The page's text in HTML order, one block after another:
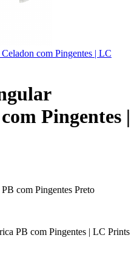
com Pingentes | LC
Pingentes |
com Pingentes Preto
PB com Pingentes | LC Prints